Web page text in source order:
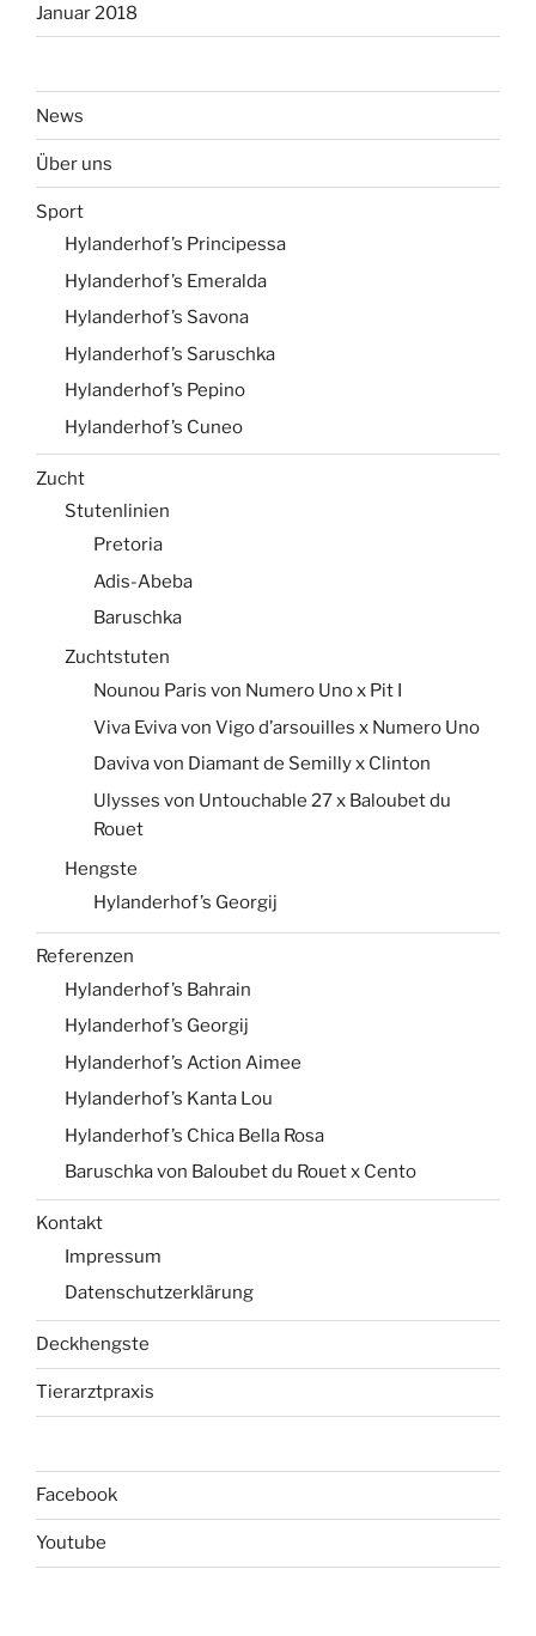
Januar 2018
News
Über uns
Sport
Hylanderhof’s Principessa
Hylanderhof’s Emeralda
Hylanderhof’s Savona
Hylanderhof’s Saruschka
Hylanderhof’s Pepino
Hylanderhof’s Cuneo
Zucht
Stutenlinien
Pretoria
Adis-Abeba
Baruschka
Zuchtstuten
Nounou Paris von Numero Uno x Pit I
Viva Eviva von Vigo d’arsouilles x Numero Uno
Daviva von Diamant de Semilly x Clinton
Ulysses von Untouchable 27 x Baloubet du
Rouet
Hengste
Hylanderhof’s Georgij
Referenzen
Hylanderhof’s Bahrain
Hylanderhof’s Georgij
Hylanderhof’s Action Aimee
Hylanderhof’s Kanta Lou
Hylanderhof’s Chica Bella Rosa
Baruschka von Baloubet du Rouet x Cento
Kontakt
Impressum
Datenschutzerklärung
Deckhengste
Tierarztpraxis
Facebook
Youtube